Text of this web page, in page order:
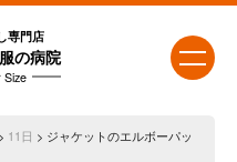
専門店
の病院
Size
> 11日 > ジャケットのエルボーパッ